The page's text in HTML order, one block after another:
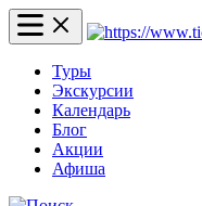
Туры
Экскурсии
Календарь
Блог
Акции
Афиша